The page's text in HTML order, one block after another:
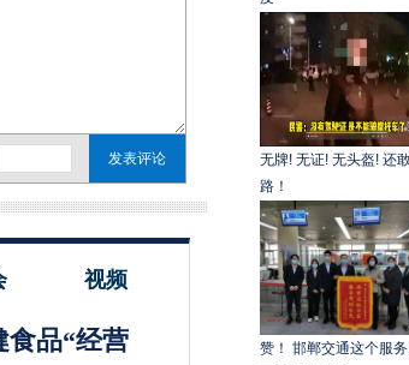
视频
食品“经营
无牌! 无证! 无头盔! 还
路！
赞！ 邯郸交通这个服